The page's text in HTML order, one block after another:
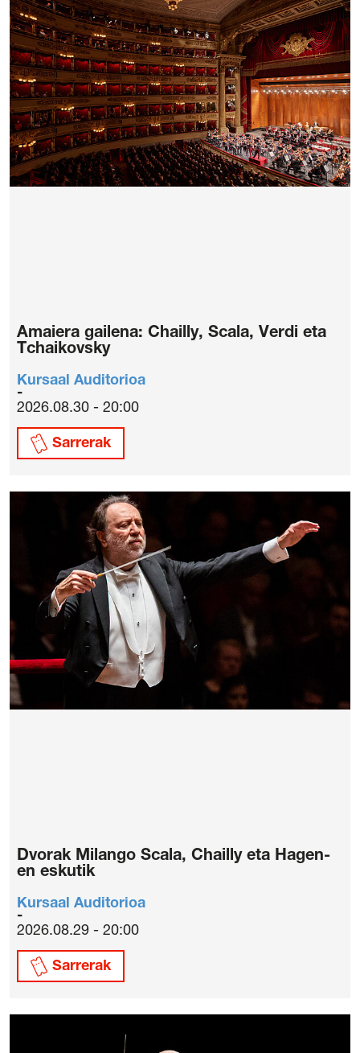
Amaiera gailena: Chailly, Scala, Verdi eta
Tchaikovsky
Kursaal Auditorioa
2026.08.30 - 20:00
Sarrerak
Dvorak Milango Scala, Chailly eta Hagen-
en eskutik
Kursaal Auditorioa
2026.08.29 - 20:00
Sarrerak